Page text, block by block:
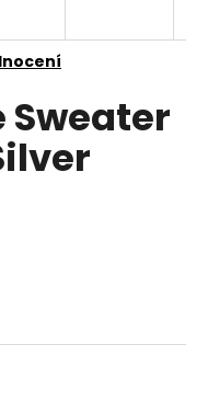
Sweater